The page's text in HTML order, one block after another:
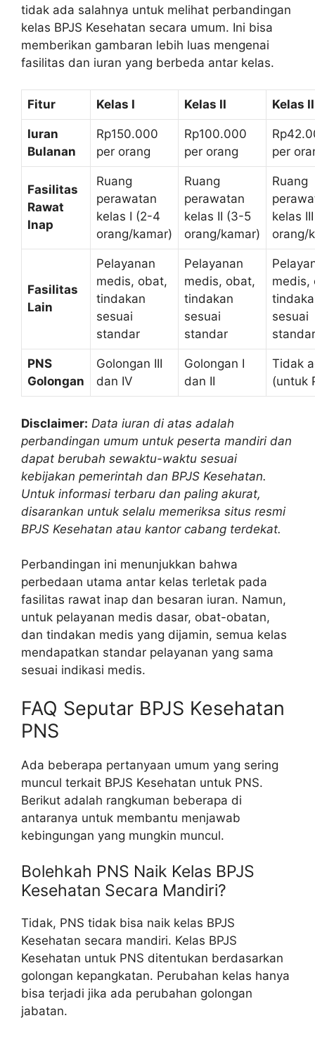
tidak ada salahnya untuk melihat perbandingan
kelas BPJS Kesehatan secara umum. Ini bisa
memberikan gambaran lebih luas mengenai
fasilitas dan iuran yang berbeda antar kelas.
Fitur Kelas I Kelas II Kelas
Iuran
Bulanan
Rp150.000
per orang
Rp100.000
per orang
per
Fasilitas
Rawat
Inap
Ruang
perawatan
kelas I (2-4
orang/kamar)
Ruang
perawatan
kelas II (3-5
orang/kamar)
Ruang
kelas
orang/
Fasilitas
Lain
Pelayanan
medis, obat,
tindakan
sesuai
standar
Pelayanan
medis, obat,
tindakan
sesuai
standar
medis,
sesuai
standar
PNS
Golongan
Golongan III
dan IV
Golongan I
dan II
Tidak
(untuk
Disclaimer: Data iuran di atas adalah
perbandingan umum untuk peserta mandiri dan
dapat berubah sewaktu-waktu sesuai
kebijakan pemerintah dan BPJS Kesehatan.
Untuk informasi terbaru dan paling akurat,
disarankan untuk selalu memeriksa situs resmi
BPJS Kesehatan atau kantor cabang terdekat.
Perbandingan ini menunjukkan bahwa
perbedaan utama antar kelas terletak pada
fasilitas rawat inap dan besaran iuran. Namun,
untuk pelayanan medis dasar, obat-obatan,
dan tindakan medis yang dijamin, semua kelas
mendapatkan standar pelayanan yang sama
sesuai indikasi medis.
FAQ Seputar BPJS Kesehatan
PNS
Ada beberapa pertanyaan umum yang sering
muncul terkait BPJS Kesehatan untuk PNS.
Berikut adalah rangkuman beberapa di
antaranya untuk membantu menjawab
kebingungan yang mungkin muncul.
Bolehkah PNS Naik Kelas BPJS
Kesehatan Secara Mandiri?
Tidak, PNS tidak bisa naik kelas BPJS
Kesehatan secara mandiri. Kelas BPJS
Kesehatan untuk PNS ditentukan berdasarkan
golongan kepangkatan. Perubahan kelas hanya
bisa terjadi jika ada perubahan golongan
jabatan.